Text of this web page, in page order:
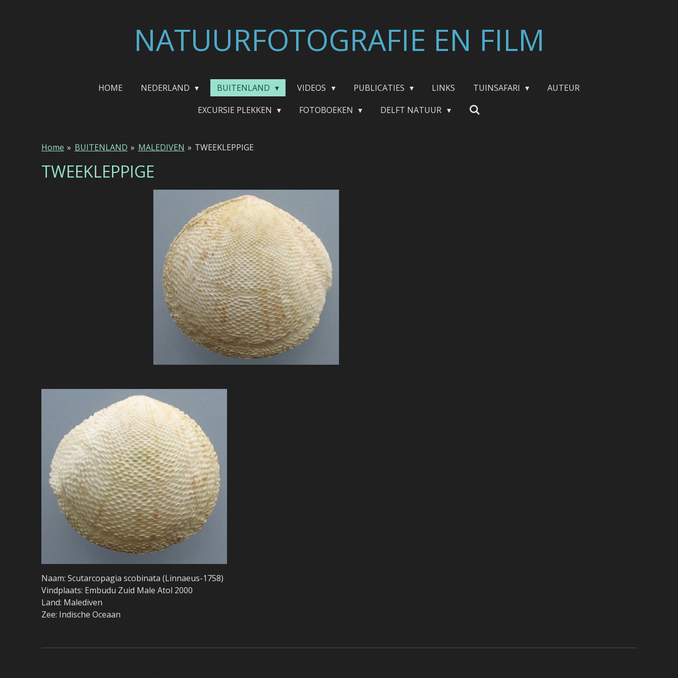
NATUURFOTOGRAFIE EN FILM
HOME NEDERLAND BUITENLAND VIDEOS PUBLICATIES LINKS TUINSAFARI
AUTEUR
EXCURSIE PLEKKEN
FOTOBOEKEN DELFT NATUUR
Home » BUITENLAND » MALEDIVEN » TWEEKLEPPIGE
TWEEKLEPPIGE
Naam: Scutarcopagia scobinata (Linnaeus-1758)
Vindplaats: Embudu Zuid Male Atol 2000
Land: Malediven
Zee: Indische Oceaan